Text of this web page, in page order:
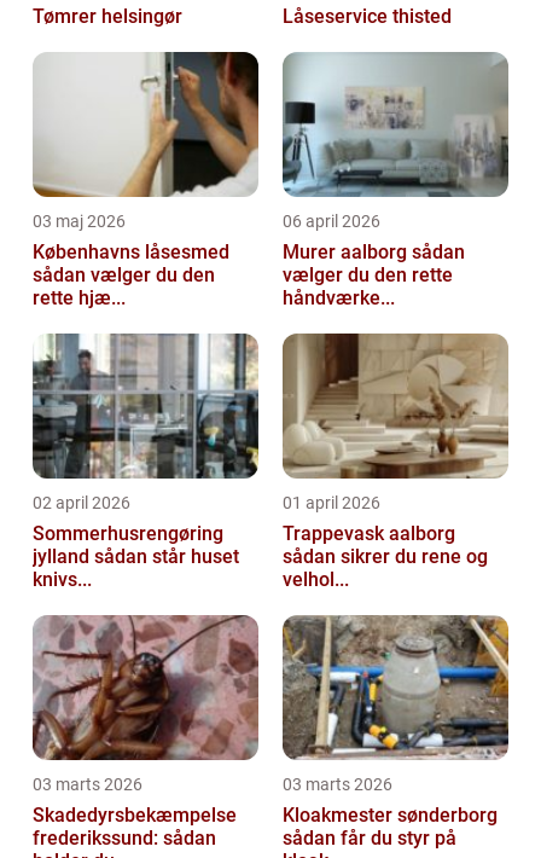
Tømrer helsingør Låseservice thisted
03 maj 2026
Københavns låsesmed
sådan vælger du den
rette hjæ...
06 april 2026
Murer aalborg sådan
vælger du den rette
håndværke...
02 april 2026
Sommerhusrengøring
jylland sådan står huset
knivs...
01 april 2026
Trappevask aalborg
sådan sikrer du rene og
velhol...
03 marts 2026
Skadedyrsbekæmpelse
frederikssund: sådan
03 marts 2026
Kloakmester sønderborg
sådan får du styr på